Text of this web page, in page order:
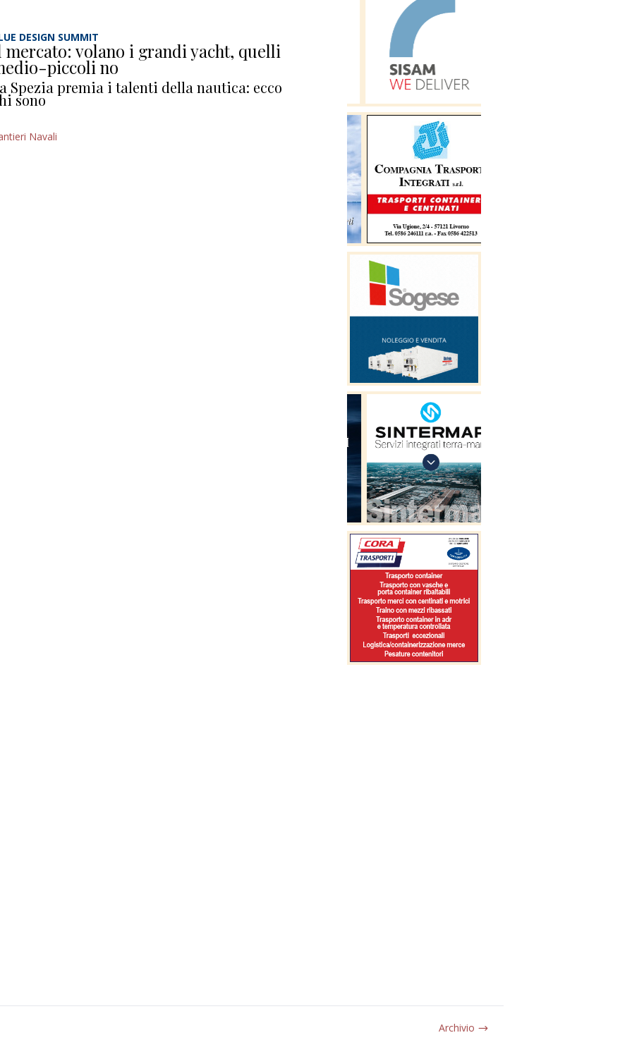
DESIGN SUMMIT
mercato: volano i grandi yacht, quelli
piccoli no
Spezia premia i talenti della nautica: ecco
sono
Navali
Archivio